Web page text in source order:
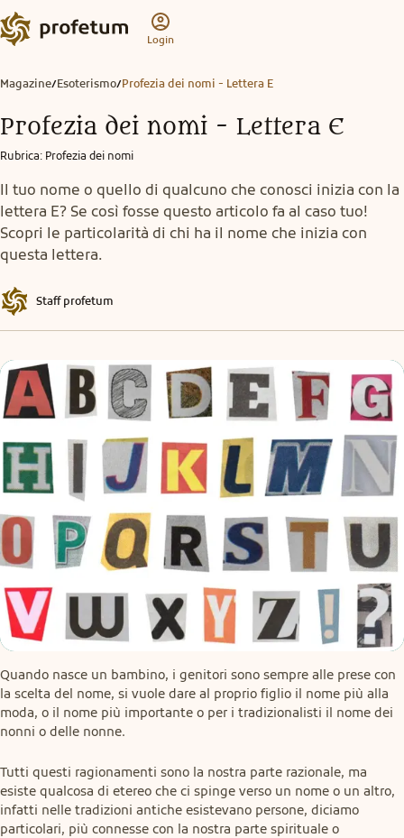
Login
Magazine/Esoterismo/Profezia dei nomi - Lettera E
Profezia dei nomi - Lettera E
Rubrica: Profezia dei nomi
Il tuo nome o quello di qualcuno che conosci inizia con la
lettera E? Se così fosse questo articolo fa al caso tuo!
Scopri le particolarità di chi ha il nome che inizia con
questa lettera.
Staff profetum
Quando nasce un bambino, i genitori sono sempre alle prese con
la scelta del nome, si vuole dare al proprio figlio il nome più alla
moda, o il nome più importante o per i tradizionalisti il nome dei
nonni o delle nonne.
Tutti questi ragionamenti sono la nostra parte razionale, ma
esiste qualcosa di etereo che ci spinge verso un nome o un altro,
infatti nelle tradizioni antiche esistevano persone, diciamo
particolari, più connesse con la nostra parte spirituale o